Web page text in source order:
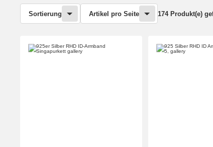
Sortierung Artikel pro Seite 174 Produkt(e)